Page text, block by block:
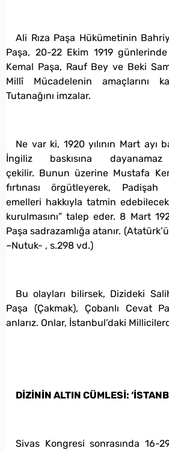
Ali Rıza Paşa Hükümetinin
Paşa, 20-22 Ekim 1919
Kemal Paşa, Rauf Bey ve Beki
Millî Mücadelenin amaçlarını
Tutanağını imzalar.
Ne var ki, 1920 yılının Mart ayı
İngiliz baskısına
çekilir. Bunun üzerine Mustafa
fırtınası örgütleyerek, Padişah
emelleri hakkıyla tatmin
kurulmasını” talep eder. 8 Mart
Paşa sadrazamlığa atanır.
–Nutuk- , s.298 vd.)
Bu olayları bilirsek, Dizideki
Paşa (Çakmak), Çobanlı Cevat
anlarız. Onlar, İstanbul’daki
DİZİNİN ALTIN CÜMLESİ:
Sivas Kongresi sonrasında 16-